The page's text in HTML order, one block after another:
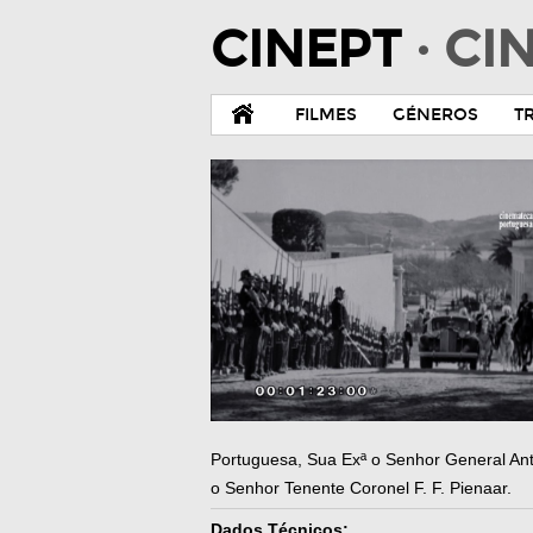
CINEPT ·
FILMES GÉNEROS
Portuguesa, Sua Exª o Senhor General
o Senhor Tenente Coronel F. F. Pienaar.